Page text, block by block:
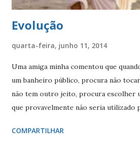
Evolução
quarta-feira, junho 11, 2014
Uma amiga minha comentou que
um banheiro público, procura não tocar
não tem outro jeito, procura escolher
que provavelmente não seria utilizado
menina que ficaram perdidos na
COMPARTILHAR